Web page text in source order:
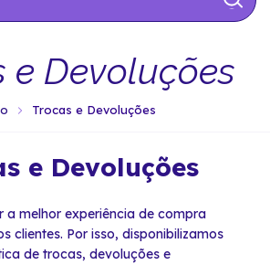
e Devoluções
Trocas e Devoluções
e Devoluções
a melhor experiência de compra
clientes. Por isso, disponibilizamos
de trocas, devoluções e